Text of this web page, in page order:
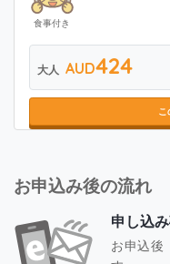
食事付き
大人 AUD424
こ
お申込み後の流れ
申し込
お申込後